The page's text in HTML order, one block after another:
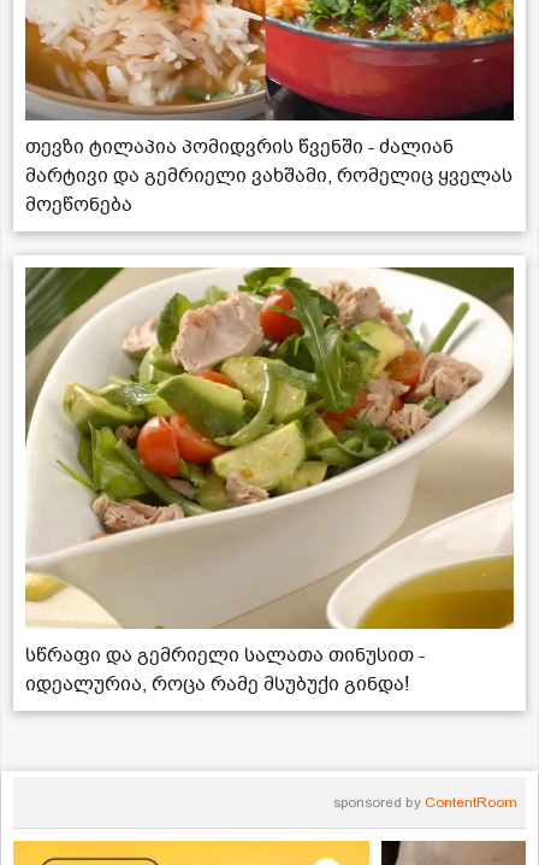
თევზი ტილაპია პომიდვრის წვენში - ძალიან
მარტივი და გემრიელი ვახშამი, რომელიც ყველას
მოეწონება
სწრაფი და გემრიელი სალათა თინუსით -
იდეალურია, როცა რამე მსუბუქი გინდა!
sponsored by ContentRoom